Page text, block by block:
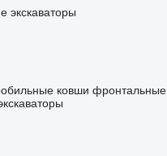
экскаваторы
ковши фронтальные